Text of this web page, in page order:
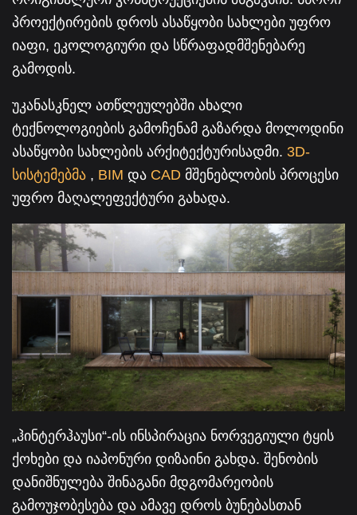
პროექტირების დროს ასაწყობი სახლები უფრო
იაფი, ეკოლოგიური და სწრაფადმშენებარე
გამოდის.
უკანასკნელ ათწლეულებში ახალი
ტექნოლოგიების გამოჩენამ გაზარდა მოლოდინი
ასაწყობი სახლების არქიტექტურისადმი. 3D-
სისტემებმა , BIM და CAD მშენებლობის პროცესი
უფრო მაღალეფექტური გახადა.
„ჰინტერჰაუსი“-ის ინსპირაცია ნორვეგიული ტყის
ქოხები და იაპონური დიზაინი გახდა. შენობის
დანიშნულება შინაგანი მდგომარეობის
გამოუჯობესება და ამავე დროს ბუნებასთან